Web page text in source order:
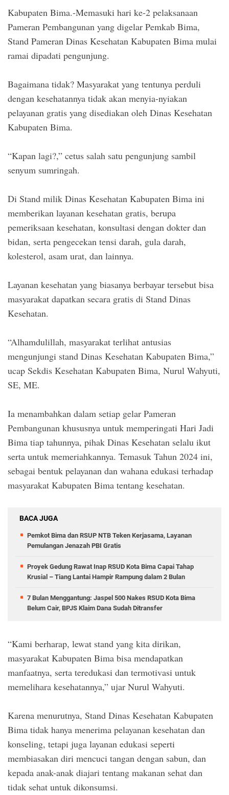
Kabupaten Bima.-Memasuki hari ke-2 pelaksanaan
Pameran Pembangunan yang digelar Pemkab Bima,
Stand Pameran Dinas Kesehatan Kabupaten Bima mulai
ramai dipadati pengunjung.
Bagaimana tidak? Masyarakat yang tentunya perduli
dengan kesehatannya tidak akan menyia-nyiakan
pelayanan gratis yang disediakan oleh Dinas Kesehatan
Kabupaten Bima.
“Kapan lagi?,” cetus salah satu pengunjung sambil
senyum sumringah.
Di Stand milik Dinas Kesehatan Kabupaten Bima ini
memberikan layanan kesehatan gratis, berupa
pemeriksaan kesehatan, konsultasi dengan dokter dan
bidan, serta pengecekan tensi darah, gula darah,
kolesterol, asam urat, dan lainnya.
Layanan kesehatan yang biasanya berbayar tersebut bisa
masyarakat dapatkan secara gratis di Stand Dinas
Kesehatan.
“Alhamdulillah, masyarakat terlihat antusias
mengunjungi stand Dinas Kesehatan Kabupaten Bima,”
ucap Sekdis Kesehatan Kabupaten Bima, Nurul Wahyuti,
SE, ME.
Ia menambahkan dalam setiap gelar Pameran
Pembangunan khususnya untuk memperingati Hari Jadi
Bima tiap tahunnya, pihak Dinas Kesehatan selalu ikut
serta untuk memeriahkannya. Temasuk Tahun 2024 ini,
sebagai bentuk pelayanan dan wahana edukasi terhadap
masyarakat Kabupaten Bima tentang kesehatan.
BACA JUGA
Pemkot Bima dan RSUP NTB Teken Kerjasama, Layanan
Pemulangan Jenazah PBI Gratis
Proyek Gedung Rawat Inap RSUD Kota Bima Capai Tahap
Krusial – Tiang Lantai Hampir Rampung dalam 2 Bulan
7 Bulan Menggantung: Jaspel 500 Nakes RSUD Kota Bima
Belum Cair, BPJS Klaim Dana Sudah Ditransfer
“Kami berharap, lewat stand yang kita dirikan,
masyarakat Kabupaten Bima bisa mendapatkan
manfaatnya, serta teredukasi dan termotivasi untuk
memelihara kesehatannya,” ujar Nurul Wahyuti.
Karena menurutnya, Stand Dinas Kesehatan Kabupaten
Bima tidak hanya menerima pelayanan kesehatan dan
konseling, tetapi juga layanan edukasi seperti
membiasakan diri mencuci tangan dengan sabun, dan
kepada anak-anak diajari tentang makanan sehat dan
tidak sehat untuk dikonsumsi.